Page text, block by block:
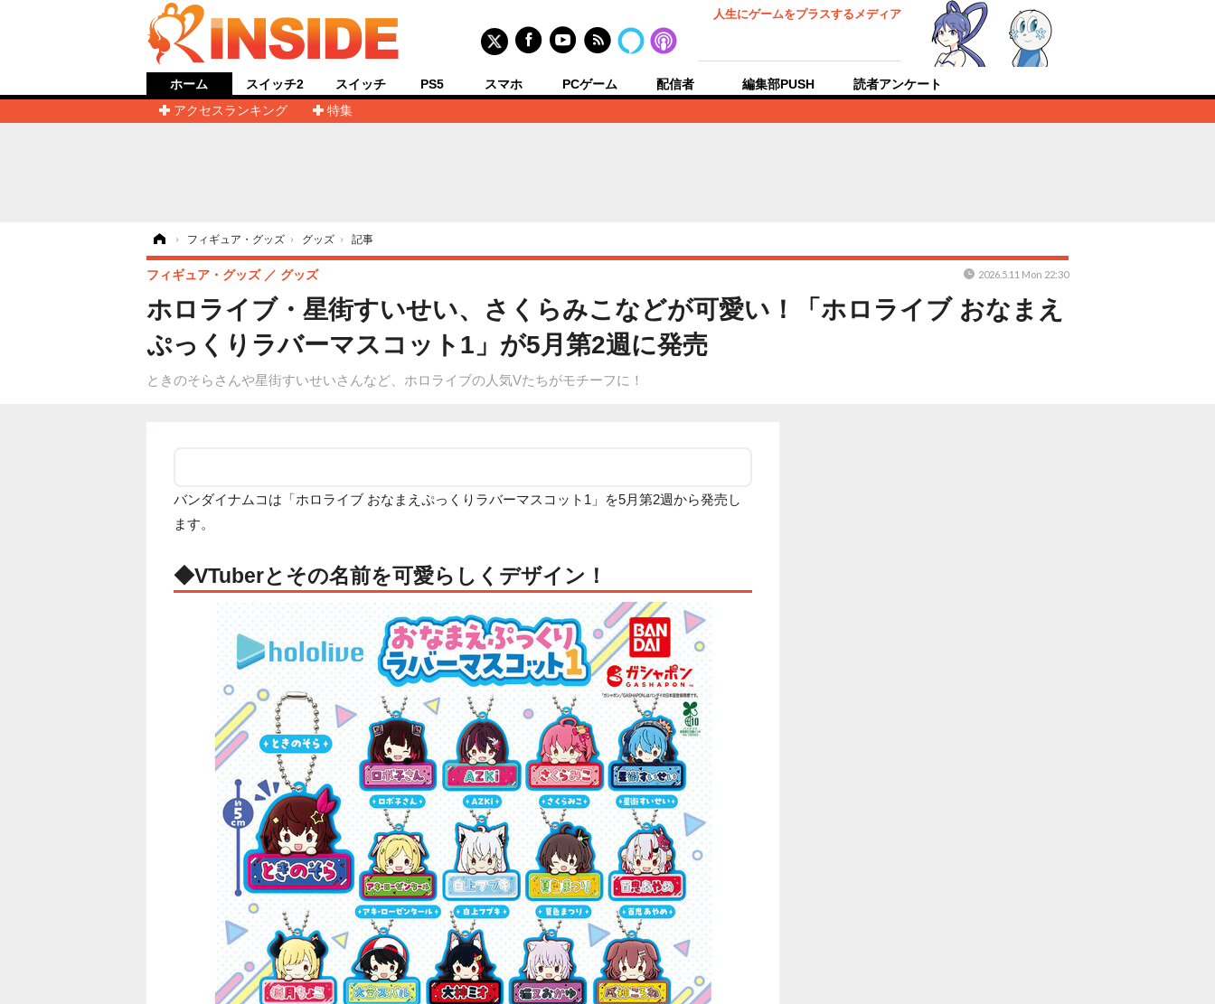
人生にゲームをプラスするメディア
ホーム
アクセスランキング
特集
スイッチ2 スイッチ PS5 スマホ PCゲーム 配信者 編集部PUSH 読者アンケート
› フィギュア・グッズ › グッズ › 記事
ホロライブ・星街すいせい、さくらみこなどが可愛い！「ホロライブ おなまえ
ぷっくりラバーマスコット1」が5月第2週に発売
ときのそらさんや星街すいせいさんなど、ホロライブの人気Vたちがモチーフに！
フィギュア・グッズ グッズ 2026.5.11 Mon 22:30
バンダイナムコは「ホロライブ おなまえぷっくりラバーマスコット1」を5月第2週から発売し
ます。
◆VTuberとその名前を可愛らしくデザイン！